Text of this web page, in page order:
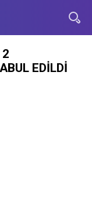
2
EDİLDİ